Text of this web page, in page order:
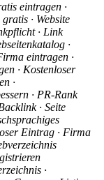
eintragen ·
· Website
· Link
·
eintragen ·
· Kostenloser
·
· PR-Rank
· Seite
Eintrag · Firma
·